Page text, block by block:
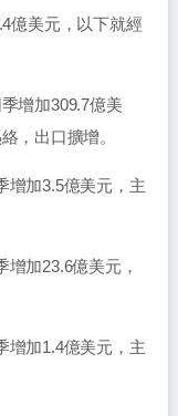
億美元，以下就經
增加309.7億美
，出口擴增。
增加3.5億美元，主
加23.6億美元，
增加1.4億美元，主